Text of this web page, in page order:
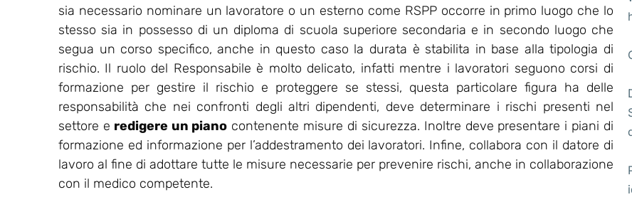
sia necessario nominare un lavoratore o un esterno come RSPP occorre in primo luogo che lo
stesso sia in possesso di un diploma di scuola superiore secondaria e in secondo luogo che
segua un corso specifico, anche in questo caso la durata è stabilita in base alla tipologia di
rischio. Il ruolo del Responsabile è molto delicato, infatti mentre i lavoratori seguono corsi di
formazione per gestire il rischio e proteggere se stessi, questa particolare figura ha delle
responsabilità che nei confronti degli altri dipendenti, deve determinare i rischi presenti nel
settore e redigere un piano contenente misure di sicurezza. Inoltre deve presentare i piani di
formazione ed informazione per l’addestramento dei lavoratori. Infine, collabora con il datore di
lavoro al fine di adottare tutte le misure necessarie per prevenire rischi, anche in collaborazione
con il medico competente.